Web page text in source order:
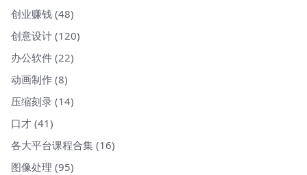
创业赚钱 (48)
创意设计 (120)
办公软件 (22)
动画制作 (8)
压缩刻录 (14)
口才 (41)
各大平台课程合集 (16)
图像处理 (95)